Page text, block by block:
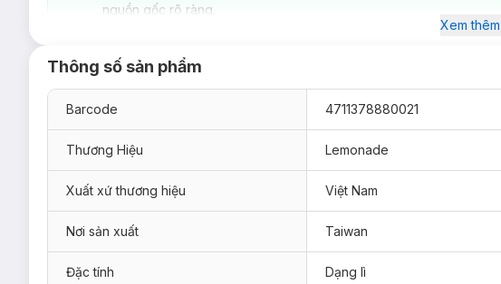
Bảng màu của Kem Che Khuyết Điểm Lemonade Matte Addict Concealer 3g
nguồn gốc rõ ràng.
Xem thêm
Thông số sản phẩm
Barcode 4711378880021
Thương Hiệu Lemonade
Xuất xứ thương hiệu Việt Nam
Nơi sản xuất Taiwan
Đặc tính Dạng lì